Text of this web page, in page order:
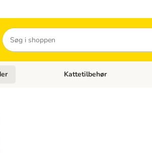
Søg
menu: HundetilbehørÅben kategori menu: Kattefoder
Kattetilbehør